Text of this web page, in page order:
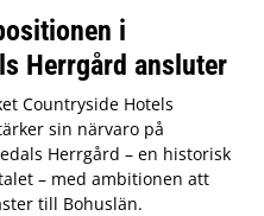
i
Herrgård ansluter
Countryside Hotels
sin närvaro på
Herrgård – en historisk
– med ambitionen att
till Bohuslän.